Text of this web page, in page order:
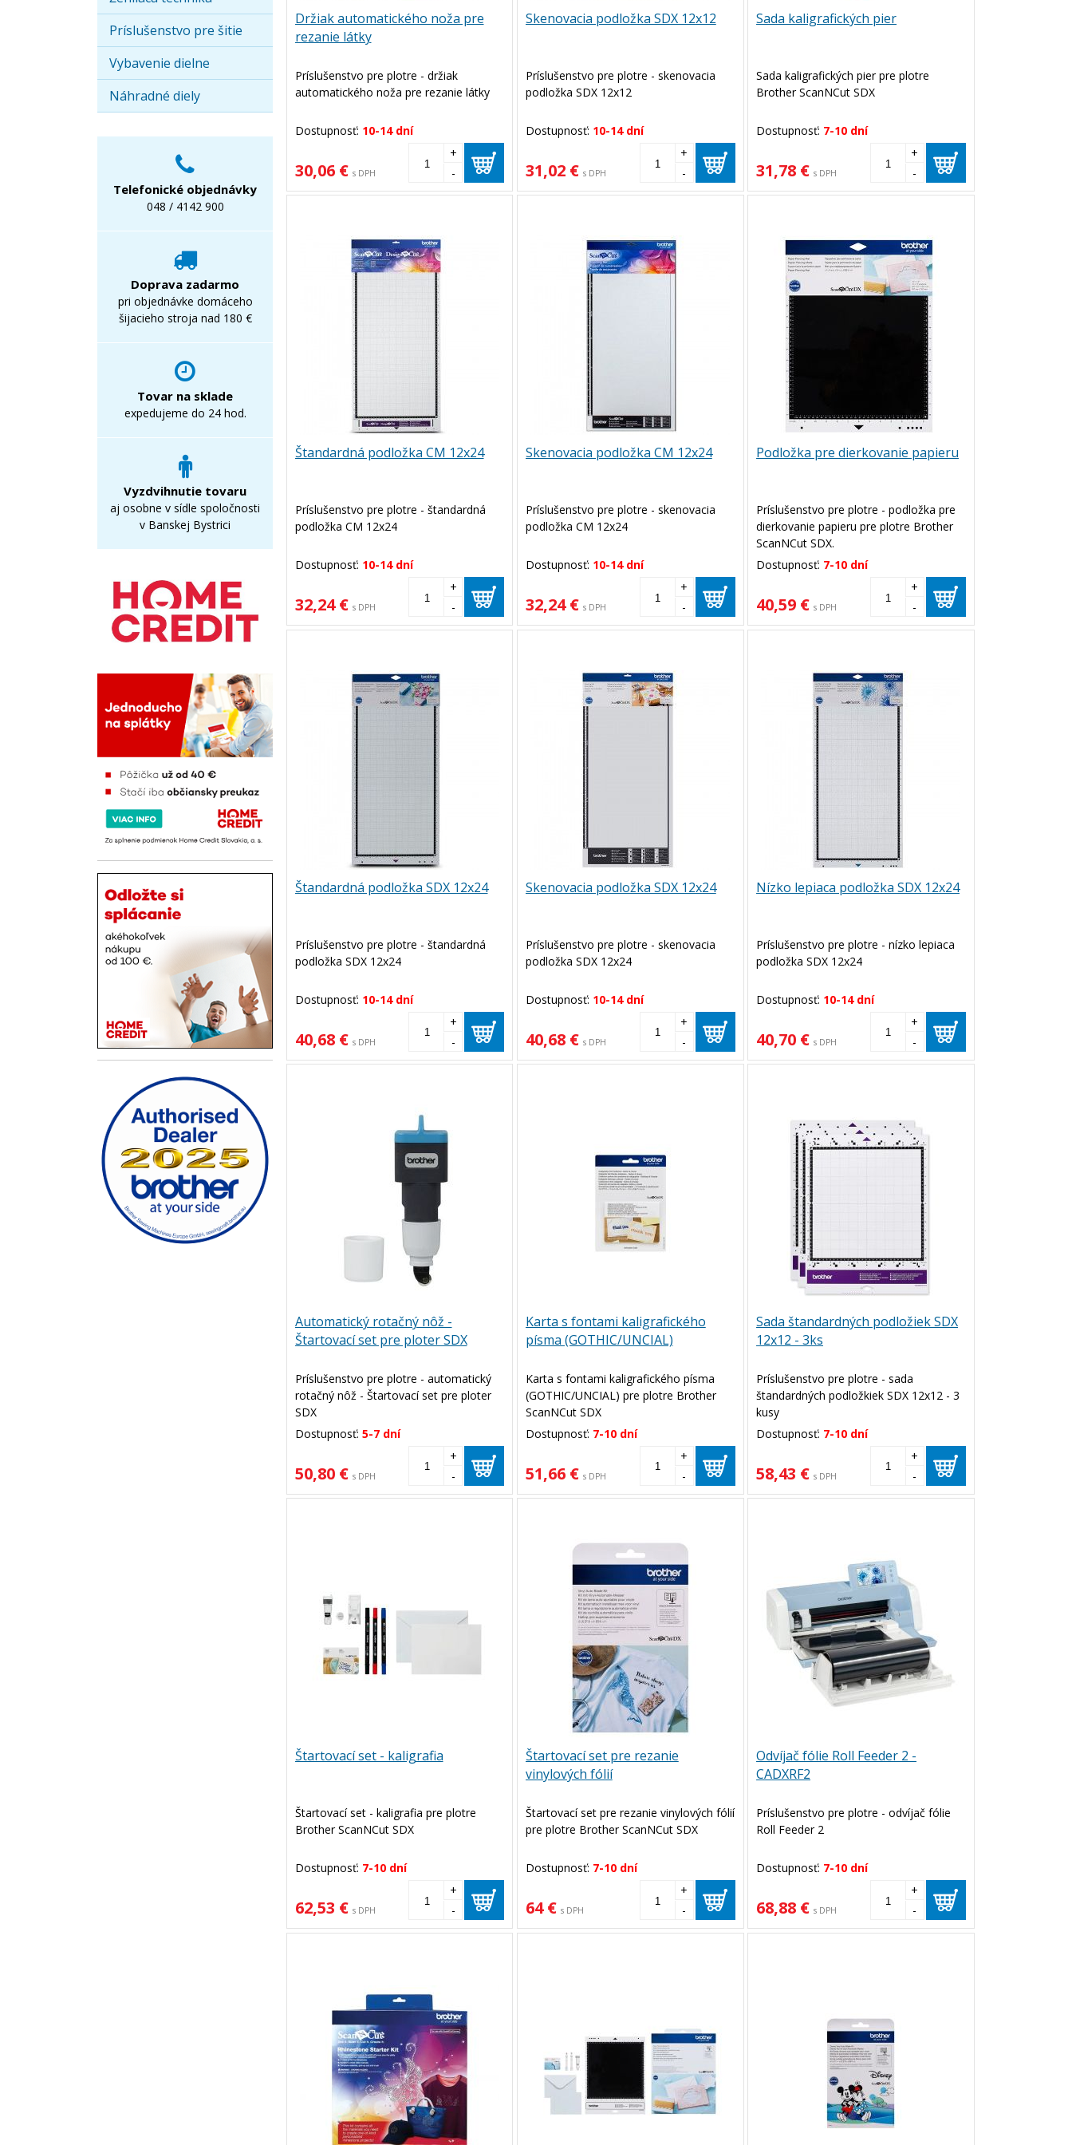
Držiak automatického noža pre
rezanie látky
Príslušenstvo pre plotre - držiak
automatického noža pre rezanie látky
Dostupnosť: 10-14 dní
30,06 € s DPH
+
-
Skenovacia podložka SDX 12x12
Príslušenstvo pre plotre - skenovacia
podložka SDX 12x12
Dostupnosť: 10-14 dní
31,02 € s DPH
+
-
Sada kaligrafických pier
Sada kaligrafických pier pre plotre
Brother ScanNCut SDX
Dostupnosť: 7-10 dní
31,78 € s DPH
+
-
Štandardná podložka CM 12x24
Príslušenstvo pre plotre - štandardná
podložka CM 12x24
Dostupnosť: 10-14 dní
32,24 € s DPH
+
-
Skenovacia podložka CM 12x24
Príslušenstvo pre plotre - skenovacia
podložka CM 12x24
Dostupnosť: 10-14 dní
32,24 € s DPH
+
-
Podložka pre dierkovanie papieru
Príslušenstvo pre plotre - podložka pre
dierkovanie papieru pre plotre Brother
ScanNCut SDX.
Dostupnosť: 7-10 dní
40,59 € s DPH
+
-
Štandardná podložka SDX 12x24
Príslušenstvo pre plotre - štandardná
podložka SDX 12x24
Dostupnosť: 10-14 dní
40,68 € s DPH
+
-
Skenovacia podložka SDX 12x24
Príslušenstvo pre plotre - skenovacia
podložka SDX 12x24
Dostupnosť: 10-14 dní
40,68 € s DPH
+
-
Nízko lepiaca podložka SDX 12x24
Príslušenstvo pre plotre - nízko lepiaca
podložka SDX 12x24
Dostupnosť: 10-14 dní
40,70 € s DPH
+
-
Automatický rotačný nôž -
Štartovací set pre ploter SDX
Príslušenstvo pre plotre - automatický
rotačný nôž - Štartovací set pre ploter
SDX
Dostupnosť: 5-7 dní
50,80 € s DPH
+
-
Karta s fontami kaligrafického
písma (GOTHIC/UNCIAL)
Karta s fontami kaligrafického písma
(GOTHIC/UNCIAL) pre plotre Brother
ScanNCut SDX
Dostupnosť: 7-10 dní
51,66 € s DPH
+
-
Sada štandardných podložiek SDX
12x12 - 3ks
Príslušenstvo pre plotre - sada
štandardných podložkiek SDX 12x12 - 3
kusy
Dostupnosť: 7-10 dní
58,43 € s DPH
+
-
Štartovací set - kaligrafia
Štartovací set - kaligrafia pre plotre
Brother ScanNCut SDX
Dostupnosť: 7-10 dní
62,53 € s DPH
+
-
Štartovací set pre rezanie
vinylových fólií
Štartovací set pre rezanie vinylových fólií
pre plotre Brother ScanNCut SDX
Dostupnosť: 7-10 dní
64 € s DPH
+
-
Odvíjač fólie Roll Feeder 2 -
CADXRF2
Príslušenstvo pre plotre - odvíjač fólie
Roll Feeder 2
Dostupnosť: 7-10 dní
68,88 € s DPH
+
-
Príslušenstvo pre šitie
Vybavenie dielne
Náhradné diely
Telefonické objednávky
048 / 4142 900
Doprava zadarmo
pri objednávke domáceho
šijacieho stroja nad 180 €
Tovar na sklade
expedujeme do 24 hod.
Vyzdvihnutie tovaru
aj osobne v sídle spoločnosti
v Banskej Bystrici